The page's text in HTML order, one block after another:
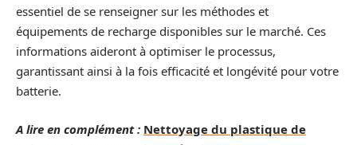
essentiel de se renseigner sur les méthodes et
équipements de recharge disponibles sur le marché. Ces
informations aideront à optimiser le processus,
garantissant ainsi à la fois efficacité et longévité pour votre
batterie.
A lire en complément : Nettoyage du plastique de